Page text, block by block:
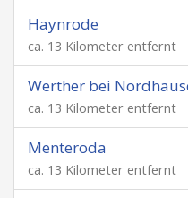
Haynrode
ca. 13 Kilometer entfernt
Werther bei
ca. 13 Kilometer entfernt
Menteroda
ca. 13 Kilometer entfernt